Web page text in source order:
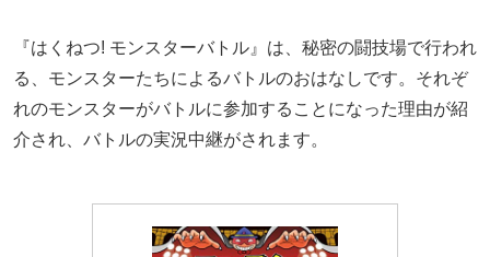
『はくねつ! モンスターバトル』は、秘密の闘技場で行われ
る、モンスターたちによるバトルのおはなしです。それぞ
れのモンスターがバトルに参加することになった理由が紹
介され、バトルの実況中継がされます。